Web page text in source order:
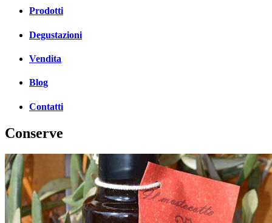
Prodotti
Degustazioni
Vendita
Blog
Contatti
Conserve